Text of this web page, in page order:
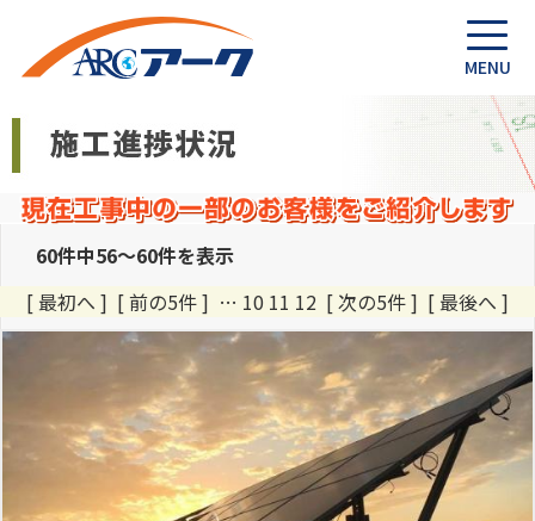
60件中56～60件を表示
[ 最初へ ] [ 前の5件 ] … 10 11 12 [ 次の5件 ] [ 最後へ ]